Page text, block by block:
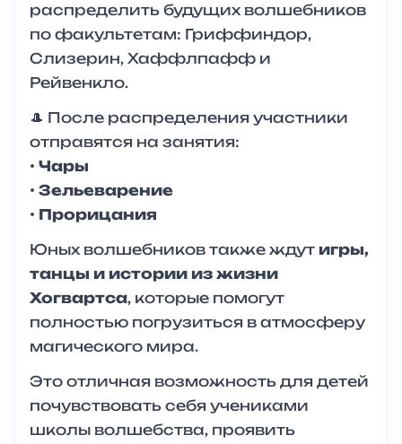
распределить будущих волшебников
по факультетам: Гриффиндор,
Слизерин, Хаффлпафф и
Рейвенкло.
🎩 После распределения участники
отправятся на занятия:
• Чары
• Зельеварение
• Прорицания
Юных волшебников также ждут игры,
танцы и истории из жизни
Хогвартса, которые помогут
полностью погрузиться в атмосферу
магического мира.
Это отличная возможность для детей
почувствовать себя учениками
школы волшебства, проявить